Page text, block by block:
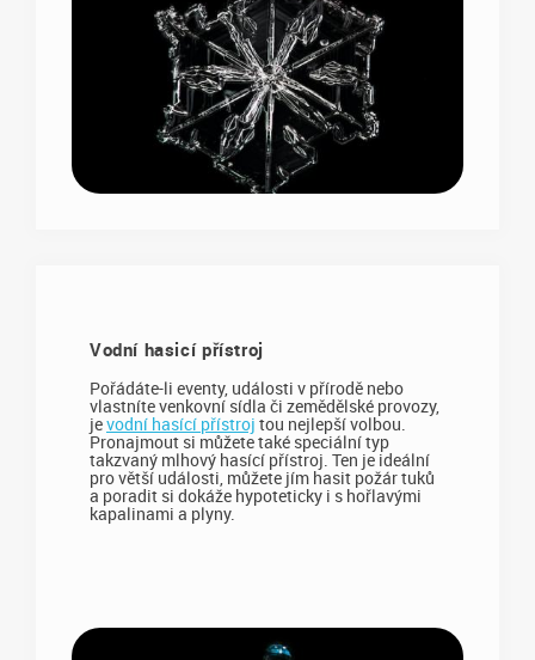
Vodní hasicí přístroj
Pořádáte-li eventy, události v přírodě nebo
vlastníte venkovní sídla či zemědělské provozy,
jevodní hasící přístroj tou nejlepší volbou.
Pronajmout si můžete také speciální typ
takzvaný mlhový hasící přístroj. Ten je ideální
pro větší události, můžete jím hasit požár tuků
a poradit si dokáže hypoteticky i s hořlavými
kapalinami a plyny.